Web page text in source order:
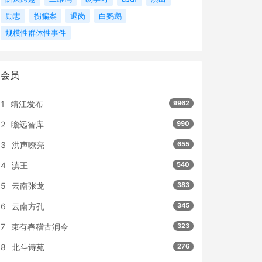
励志
拐骗案 退岗
白鹦鹉
规模性群体性事件
会员
1 靖江发布 9962
2 瞻远智库 990
3 洪声嘹亮 655
4 滇王 540
5 云南张龙 383
6 云南方孔 345
7 束有春稽古润今 323
8 北斗诗苑 276